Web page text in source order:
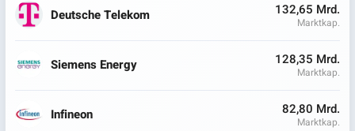
Deutsche Telekom 132,65 Mrd.
Marktkap.
Siemens Energy 128,35 Mrd.
Marktkap.
Infineon 82,80 Mrd.
Marktkap.